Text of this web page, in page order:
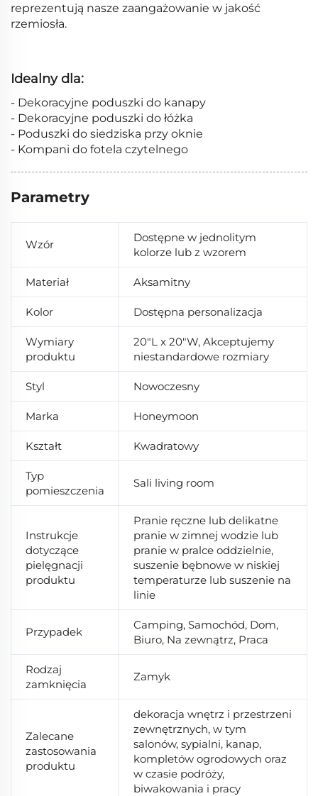
reprezentują nasze zaangażowanie w jakość
rzemiosła.
Idealny dla:
- Dekoracyjne poduszki do kanapy
- Dekoracyjne poduszki do łóżka
- Poduszki do siedziska przy oknie
- Kompani do fotela czytelnego
Parametry
Wzór
Dostępne w jednolitym
kolorze lub z wzorem
Materiał Aksamitny
Kolor Dostępna personalizacja
Wymiary
produktu
20"L x 20"W, Akceptujemy
niestandardowe rozmiary
Styl Nowoczesny
Marka Honeymoon
Kształt Kwadratowy
Typ
pomieszczenia
Sali living room
Instrukcje
dotyczące
pielęgnacji
produktu
Pranie ręczne lub delikatne
pranie w zimnej wodzie lub
pranie w pralce oddzielnie,
suszenie bębnowe w niskiej
temperaturze lub suszenie na
linie
Przypadek
Camping, Samochód, Dom,
Biuro, Na zewnątrz, Praca
Rodzaj
zamknięcia
Zamyk
Zalecane
zastosowania
produktu
dekoracja wnętrz i przestrzeni
zewnętrznych, w tym
salonów, sypialni, kanap,
kompletów ogrodowych oraz
w czasie podróży,
biwakowania i pracy